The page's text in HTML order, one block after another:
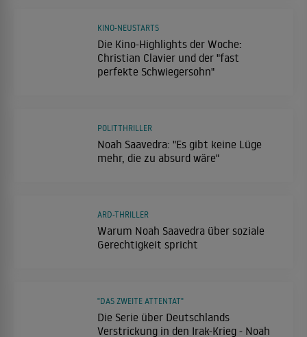
Die Kino-Highlights der Woche:
Christian Clavier und der "fast
perfekte Schwiegersohn"
KINO-NEUSTARTS
Noah Saavedra: "Es gibt keine Lüge
mehr, die zu absurd wäre"
POLITTHRILLER
Warum Noah Saavedra über soziale
Gerechtigkeit spricht
ARD-THRILLER
Die Serie über Deutschlands
Verstrickung in den Irak-Krieg - Noah
"DAS ZWEITE ATTENTAT"